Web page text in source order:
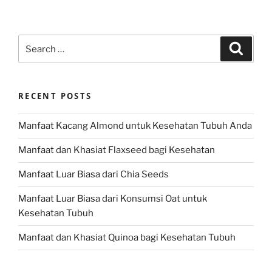
for:
RECENT POSTS
Manfaat Kacang Almond untuk Kesehatan Tubuh Anda
Manfaat dan Khasiat Flaxseed bagi Kesehatan
Manfaat Luar Biasa dari Chia Seeds
Manfaat Luar Biasa dari Konsumsi Oat untuk
Kesehatan Tubuh
Manfaat dan Khasiat Quinoa bagi Kesehatan Tubuh